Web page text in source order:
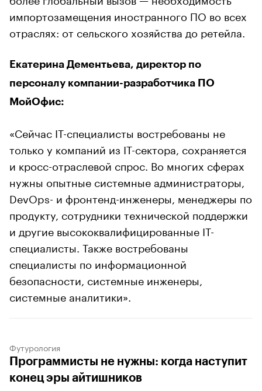
импортозамещения иностранного ПО во всех
отраслях: от сельского хозяйства до ретейла.
Екатерина Дементьева, директор по
персоналу компании-разработчика ПО
МойОфис:
«Сейчас IT-специалисты востребованы не
только у компаний из IT-сектора, сохраняется
и кросс-отраслевой спрос. Во многих сферах
нужны опытные системные администраторы,
DevOps- и фронтенд-инженеры, менеджеры по
продукту, сотрудники технической поддержки
и другие высококвалифицированные IT-
специалисты. Также востребованы
специалисты по информационной
безопасности, системные инженеры,
системные аналитики».
Футурология
Программисты не нужны: когда наступит
конец эры айтишников